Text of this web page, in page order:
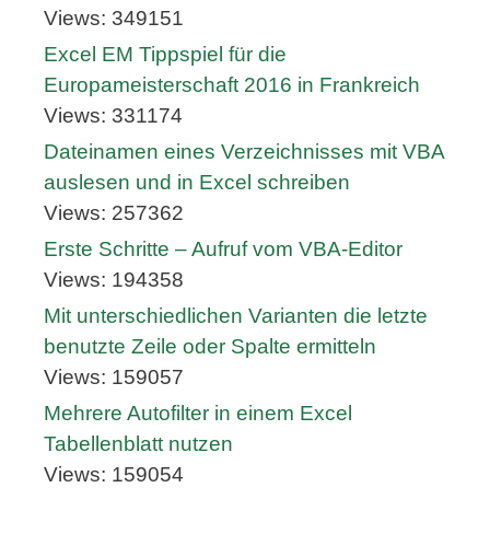
Views: 349151
Excel EM Tippspiel für die
Europameisterschaft 2016 in Frankreich
Views: 331174
Dateinamen eines Verzeichnisses mit VBA
auslesen und in Excel schreiben
Views: 257362
Erste Schritte – Aufruf vom VBA-Editor
Views: 194358
Mit unterschiedlichen Varianten die letzte
benutzte Zeile oder Spalte ermitteln
Views: 159057
Mehrere Autofilter in einem Excel
Tabellenblatt nutzen
Views: 159054